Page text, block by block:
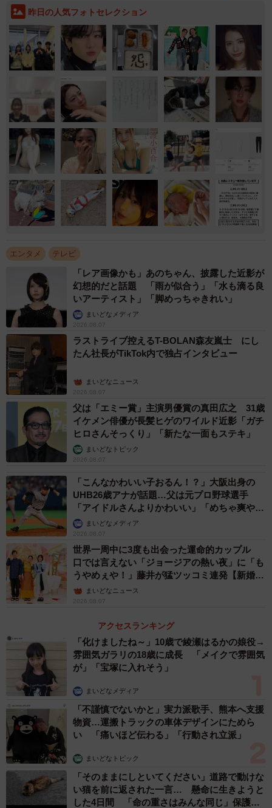
昨日の人気フォトセレクション
エンタメ テレビ
「レア画像かも」あのちゃん、披露した近影が
幻想的だと話題 「雨が似合う」「水も滴る良
いアーティスト」「脚めっちゃきれい」
まいどなメディア
2026.08.07
ラストライブ控えるT-BOLAN森友嵐士 にし
たん社長がTikTok内で独占インタビュー
まいどなニュース
2026.08.07
父は「エミー賞」主演男優賞の真田広之 31歳
イケメン俳優が長髪ヒゲのワイルド近影「ガチ
ヒロさんそっくり」「新たな一面もステキ」
まいどなトピック
2026.08.07
「こんなかわいい子おるん！？」大阪出身の
UHB26歳アナが話題…父は元プロ野球選手
「アイドルさんよりかわいい」「めちゃ爽や
か」まいどなメディア
2026.08.07
世界一周中に3度も出会った運命的カップル
口では言えない「ジョージアの熱い夜」に「も
うやめぇや！」藤井が猛ツッコミ連発【新婚さ
ん】まいどなニュース
2026.08.07
アクセスランキング
「化けましたね～」10歳で綾瀬はるかの娘役→
雰囲気ガラリの18歳に成長 「メイクで雰囲気
が」「宝塚に入れそう」
まいどなメディア
「不謹慎でないかと」実力派歌手、熊本へ支援
物資…運搬トラックの車体デザインにためら
い 「痛いほど伝わる」「行動され立派」
まいどなトピック
「そのままにしといてください」道路で動けな
い猫を前に返された一言… 懸命に生きようと
した4日間 「命の重さはみんな同じ」保護団